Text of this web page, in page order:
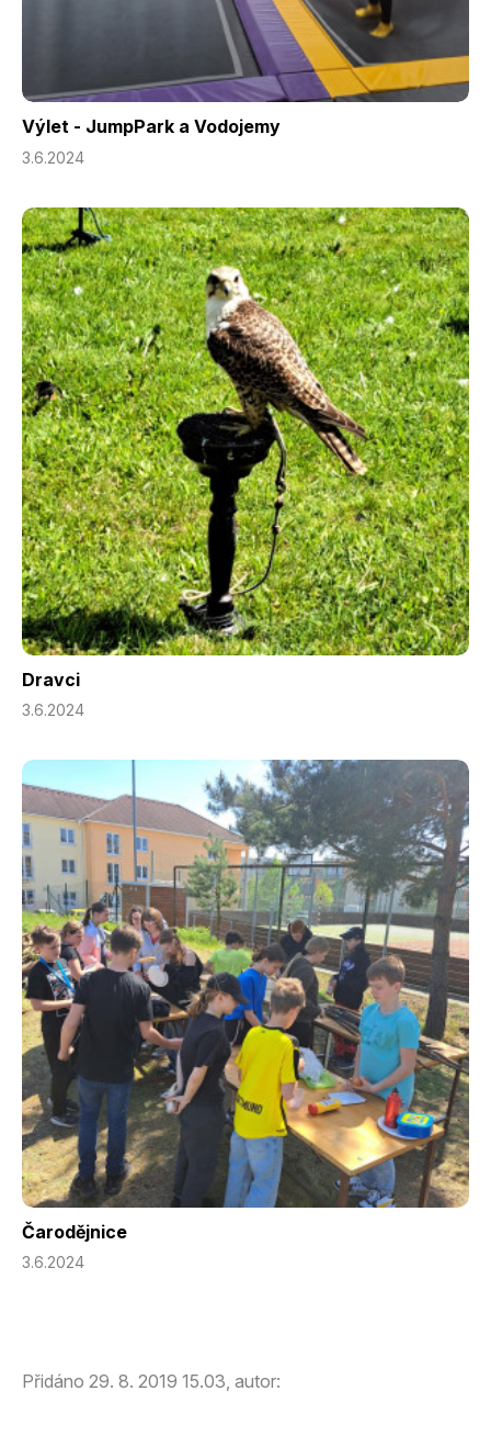
Výlet - JumpPark a Vodojemy
3.6.2024
Dravci
3.6.2024
Čarodějnice
3.6.2024
Přidáno 29. 8. 2019 15.03, autor: